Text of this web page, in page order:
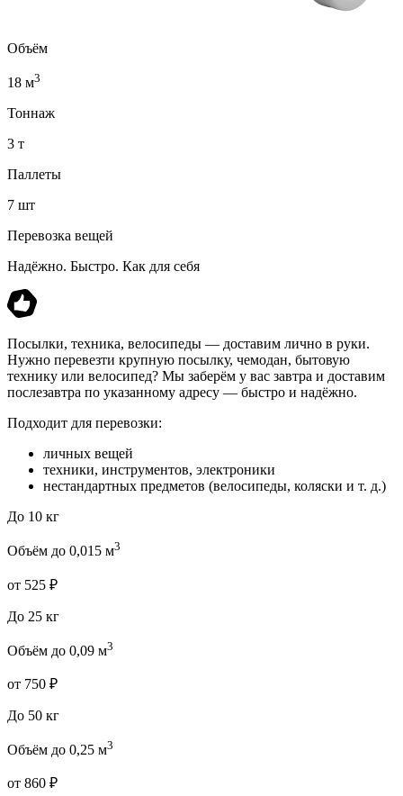
Объём
18 м3
Тоннаж
3 т
Паллеты
7 шт
Перевозка вещей
Надёжно. Быстро. Как для себя
Посылки, техника, велосипеды — доставим лично в руки.
Нужно перевезти крупную посылку, чемодан, бытовую
технику или велосипед? Мы заберём у вас завтра и доставим
послезавтра по указанному адресу — быстро и надёжно.
Подходит для перевозки:
личных вещей
техники, инструментов, электроники
нестандартных предметов (велосипеды, коляски и т. д.)
До 10 кг
Объём до 0,015 м3
от 525 ₽
До 25 кг
Объём до 0,09 м3
от 750 ₽
До 50 кг
Объём до 0,25 м3
от 860 ₽